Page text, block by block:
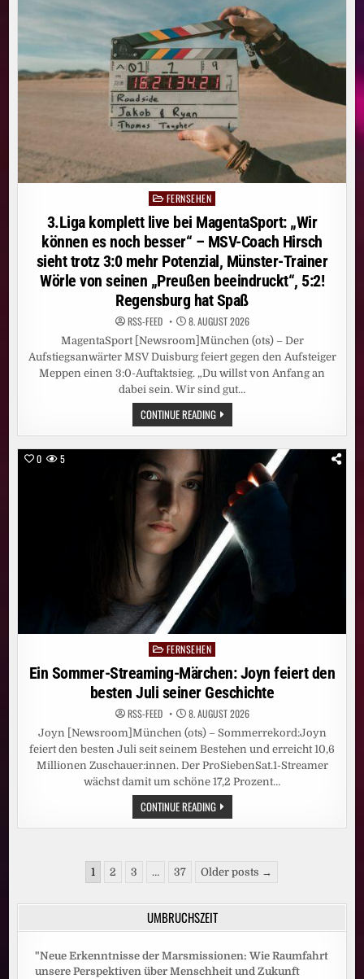
RTL!
MIT
DEM
„HEIDIFEST“
FEIERT
HEIDI
KLUM
AM
17.
SEPTEMBER
IHRE
GROSSE P
REMIERE B
EI R
TL U
ND A
UF R
TL+
Posted
in
FERNSEHEN
3.Liga komplett live bei MagentaSport: „Wir
können es noch besser“ – MSV-Coach Hirsch
sieht trotz 3:0 mehr Potenzial, Münster-Trainer
Wörle von seinen „Preußen beeindruckt“, 5:2!
Regensburg hat Spaß
RSS-FEED 8. AUGUST 2026
MagentaSport [Newsroom]München (ots) – Der
Aufstiegsanwärter MSV Duisburg feiert gegen den Aufsteiger
Meppen einen 3:0-Auftaktsieg. „Du willst von Anfang an
dabei sein. Wir sind gut…
CONTINUE READING3.LIGA
KOMPLETT
LIVE
MAGENTASPORT:
KÖNNEN
NOCH
BESSER“
MSV-
COACH
HIRSCH
SIEHT
TROTZ
WÖRLE
VON
SEINEN
„PREUSSEN B
EEINDRUCKT“, 5
:2! R
EGENSBURG H
AT S
PASS
0 5
Posted
in
FERNSEHEN
Ein Sommer-Streaming-Märchen: Joyn feiert den
besten Juli seiner Geschichte
RSS-FEED 8. AUGUST 2026
Joyn [Newsroom]München (ots) – Sommerrekord:Joyn
feiert den besten Juli seit seinem Bestehen und erreicht 10,6
Millionen Zuschauer:innen. Der ProSiebenSat.1-Streamer
wächst damit um schöne 17,2 Prozent…
CONTINUE READINGEIN
SOMMER-
STREAMING-
DEN
BESTEN
SEINER
GESCHICHTE
Seitennummerierung
1 2 3 … 37 Older posts →
UMBRUCHSZEIT
"Neue Erkenntnisse der Marsmissionen: Wie Raumfahrt
unsere Perspektiven über Menschheit und Zukunft